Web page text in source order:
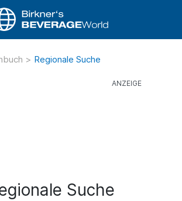
> Regionale Suche
Suche